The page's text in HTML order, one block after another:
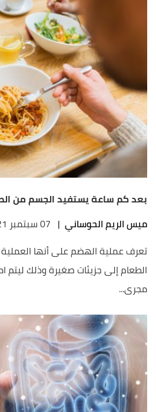
بعد كم ساعة يستفيد الجسم من
ميس الريم الحوساني | 07 سبتمبر 2021
تعرف عملية الهضم على أنها
الطعام إلى جزيئات صغيرة وذلك
مجرى...